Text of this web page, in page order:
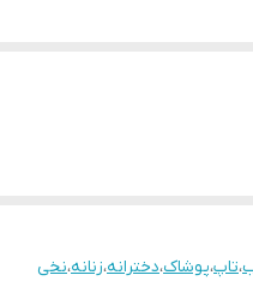
،تاپ،پوشاک،دخترانه،زنانه،نخی